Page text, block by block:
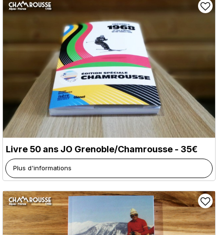
Livre 50 ans JO Grenoble/Chamrousse - 35€
Plus d'informations